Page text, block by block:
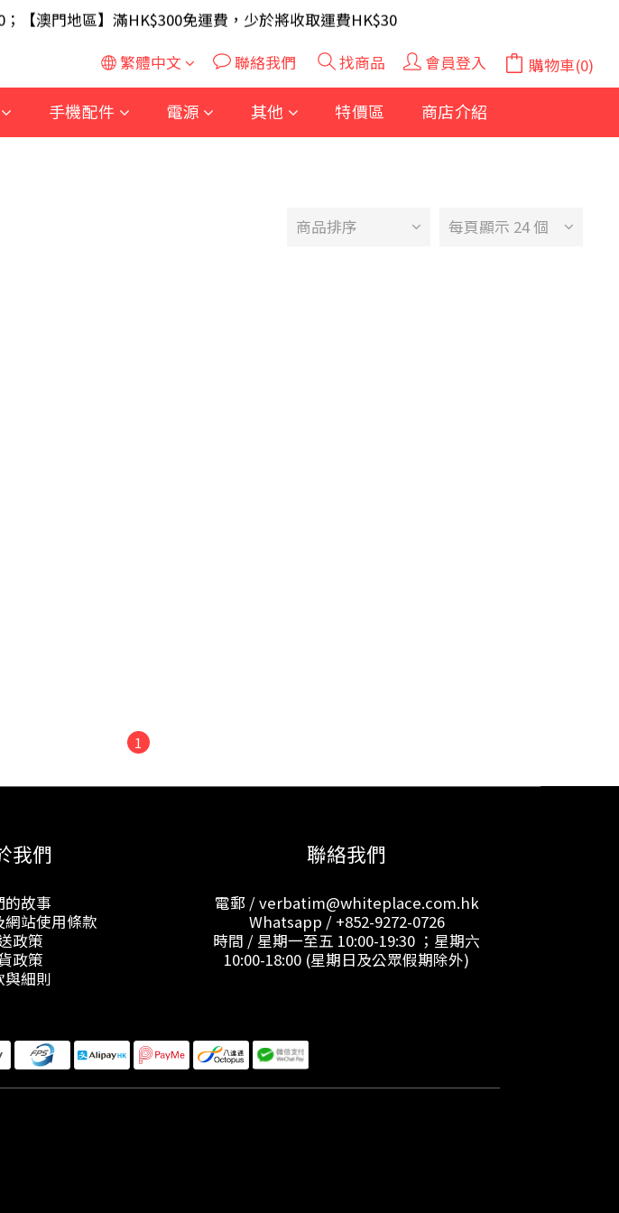
器 ; 滿$699 再送 AA/AAA 電芯40粒(隨機及根據庫存調整)
【澳門地區】滿HK$300免運費，少於將收取運費HK$30
器 ; 滿$699 再送 AA/AAA 電芯40粒(隨機及根據庫存調整)
繁體中文 聯絡我們 找商品 會員登入 購物車(0)
手機配件 電源 其他 特價區 商店介紹
商品排序 每頁顯示 24 個
1
我們
的故事
站使用條款
政策
政策
與細則
聯絡我們
電郵 / verbatim@whiteplace.com.hk
Whatsapp / +852-9272-0726
時間 / 星期一至五 10:00-19:30 ；星期六
10:00-18:00 (星期日及公眾假期除外)